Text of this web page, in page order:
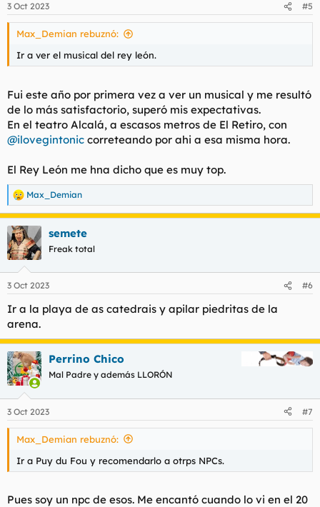
e
s
3 Oct 2023 #5
Max_Demian rebuznó:
Ir a ver el musical del rey león.
Fui este año por primera vez a ver un musical y me resultó
de lo más satisfactorio, superó mis expectativas.
En el teatro Alcalá, a escasos metros de El Retiro, con
@ilovegintonic correteando por ahi a esa misma hora.
El Rey León me hna dicho que es muy top.
R
e
a
c
c
i
e
:
Max_Demian
semete
Freak total
3 Oct 2023 #6
Ir a la playa de as catedrais y apilar piedritas de la
arena.
Perrino Chico
Mal Padre y además LLORÓN
3 Oct 2023 #7
Max_Demian rebuznó:
Ir a Puy du Fou y recomendarlo a otrps NPCs.
Pues soy un npc de esos. Me encantó cuando lo vi en el 20